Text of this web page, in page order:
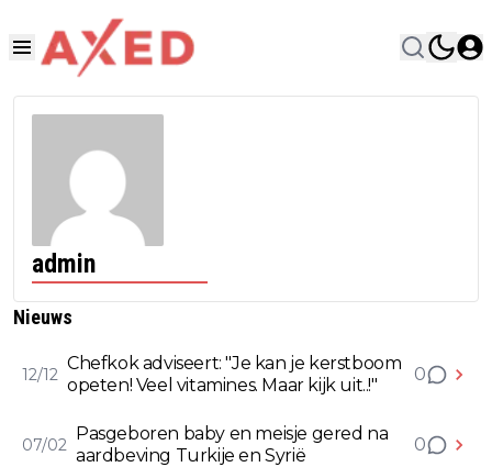
admin
Nieuws
12/12
Chefkok adviseert: "Je kan je kerstboom
opeten! Veel vitamines. Maar kijk uit..!"
0
07/02
Pasgeboren baby en meisje gered na
aardbeving Turkije en Syrië
0